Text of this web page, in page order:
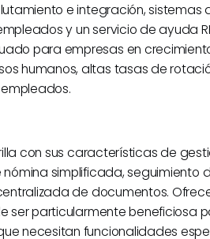
e integración, sistemas
y un servicio de ayuda
para empresas en
humanos, altas tasas de
con sus características de
simplificada, seguimiento
de documentos.
ser particularmente beneficiosa
necesitan funcionalidades